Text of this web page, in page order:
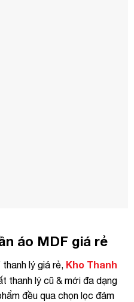
áo MDF giá rẻ
lý giá rẻ, Kho Thanh
thanh lý cũ & mới đa dạng
đều qua chọn lọc đảm